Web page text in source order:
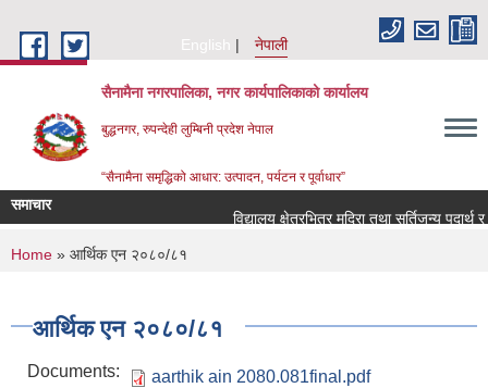
English
नेपाली
सैनामैना नगरपालिका, नगर कार्यपालिकाको कार्यालय
बुद्धनगर, रुपन्देही लुम्बिनी प्रदेश नेपाल
“सैनामैना समृद्धिको आधार: उत्पादन, पर्यटन र पूर्वाधार”
समाचार
विद्यालय क्षेत्रभित्र मदिरा तथा सुर्तिजन्य पदार्थ
You are here
Home » आर्थिक एन २०८०/८१
आर्थिक एन २०८०/८१
Documents: aarthik ain 2080.081final.pdf